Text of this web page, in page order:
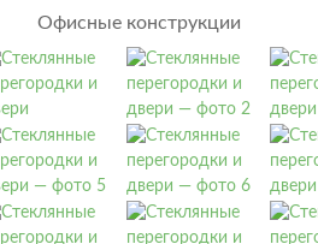
Офисные конструкции